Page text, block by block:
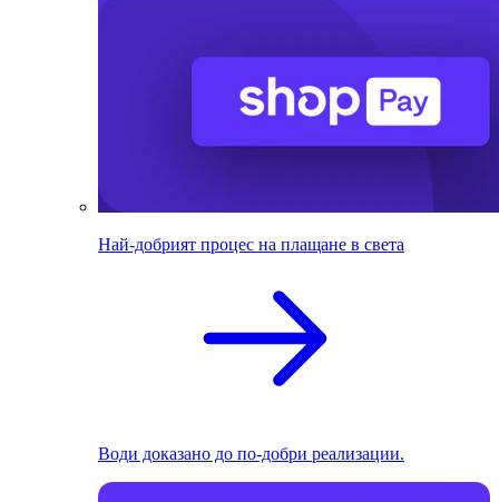
Най-добрият процес на плащане в света
Води доказано до по-добри реализации.